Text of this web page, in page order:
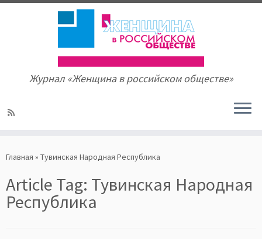
to
Журнал «Женщина в российском обществе»
Главная » Тувинская Народная Республика
Article Tag: Тувинская Народная
Республика